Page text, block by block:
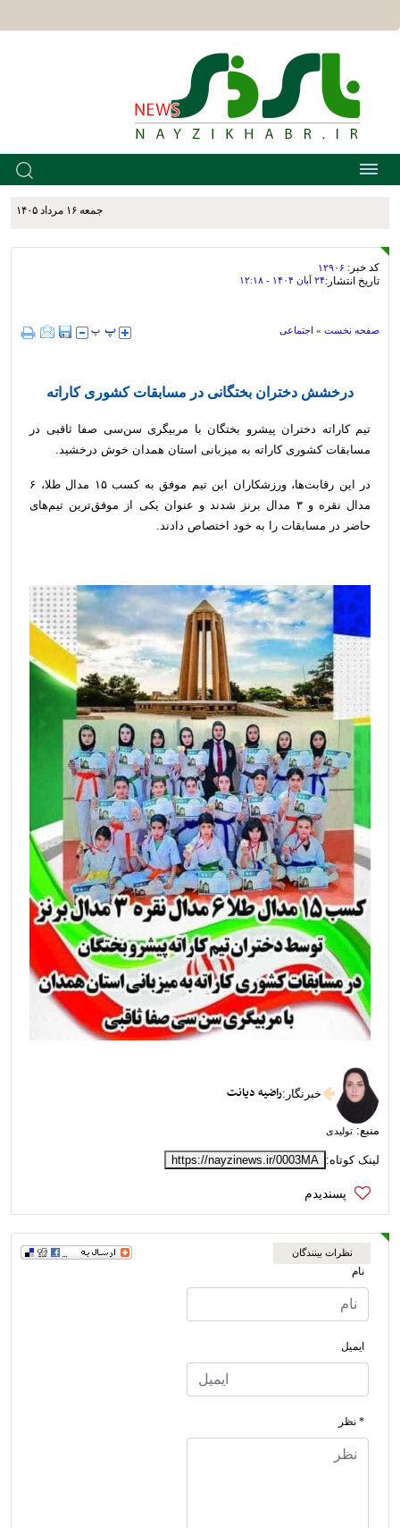
جمعه ۱۶ مرداد ۱۴۰۵
کد خبر: ۱۲۹۰۶
تاریخ انتشار:۲۴ آبان ۱۴۰۴ - ۱۲:۱۸
صفحه نخست » اجتماعی
درخشش دختران بختگانی در مسابقات کشوری کاراته
تیم کاراته دختران پیشرو بختگان با مربیگری سن‌سی صفا ثاقبی در
مسابقات کشوری کاراته به میزبانی استان همدان خوش درخشید.
در این رقابت‌ها، ورزشکاران این تیم موفق به کسب ۱۵ مدال طلا، ۶
مدال نقره و ۳ مدال برنز شدند و عنوان یکی از موفق‌ترین تیم‌های
حاضر در مسابقات را به خود اختصاص دادند.
خبرنگار :راضیه دیانت
منبع: تولیدی
لینک کوتاه: https://nayzinews.ir/0003MA
نظرات بینندگان
نام
ایمیل
* نظر